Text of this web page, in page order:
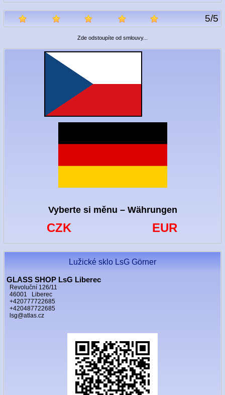
5/5
Zde odstoupíte od smlouvy...
Vyberte si měnu – Währungen
CZK EUR
Lužické sklo LsG Görner
GLASS SHOP LsG Liberec
Revoluční 126/11
46001 Liberec
+420777722685
+420487722685
lsg@atlas.cz